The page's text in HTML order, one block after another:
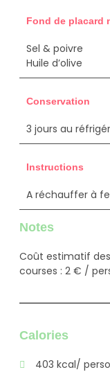
Fond de placard
Sel & poivre
Huile d’olive
Conservation
3 jours au
Instructions
A réchauffer à
Notes
Coût estimatif
courses : 2 € /
Calories
403 kcal/